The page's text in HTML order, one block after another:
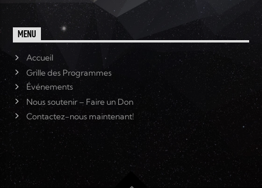
MENU
Accueil
Grille des Programmes
Événements
Nous soutenir – Faire un Don
Contactez-nous maintenant!